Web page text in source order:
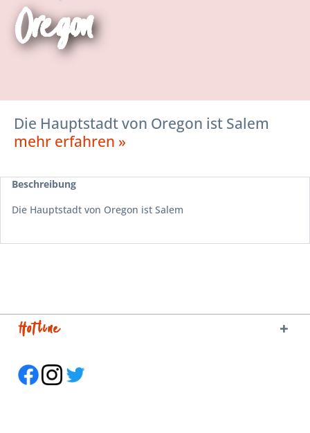
Oregon
Die Hauptstadt von Oregon ist Salem
mehr erfahren »
Beschreibung
Die Hauptstadt von Oregon ist Salem
Hotline